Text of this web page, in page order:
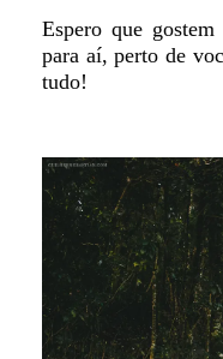
Espero que
para aí, perto de
tudo!